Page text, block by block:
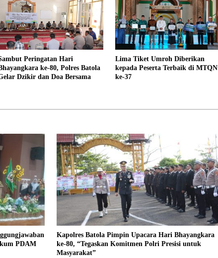
Peringatan Hari
ke-80, Polres Batola
Dzikir dan Doa Bersama
Lima Tiket Umroh Diberikan
kepada Peserta Terbaik di MTQN
ke-37
PDAM
Kapolres Batola Pimpin Upacara Hari Bhayangkara
ke-80, “Tegaskan Komitmen Polri Presisi untuk
Masyarakat”